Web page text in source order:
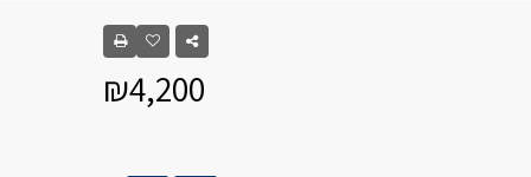
₪4,200